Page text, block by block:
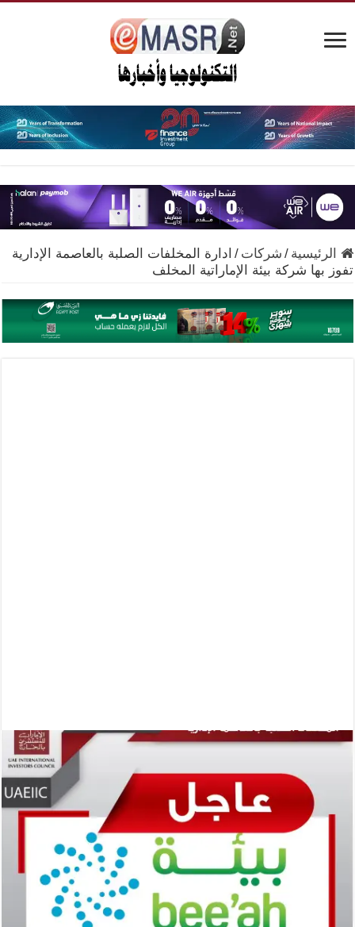
الرئيسية / شركات / ادارة المخلفات الصلبة بالعاصمة الإدارية
تفوز بها شركة بيئة الإماراتية المخلف